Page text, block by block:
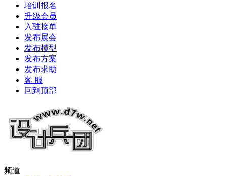
培训报名
升级会员
入驻接单
发布展会
发布模型
发布方案
发布求助
客 服
回到顶部
频道